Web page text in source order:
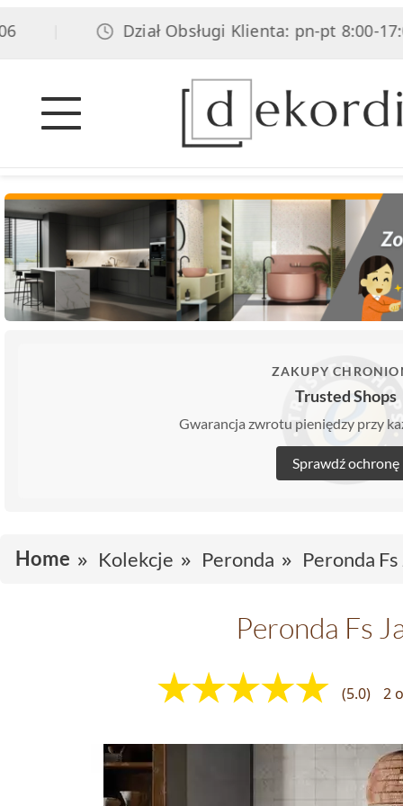
Dział Obsługi Klienta: pn-pt 8:00-17:00,
ZAKUPY
Trusted Shops
Gwarancja zwrotu pieniędzy przy
Sprawdź ochronę
Home Kolekcje Peronda Peronda
Peronda Fs
(5.0) 2